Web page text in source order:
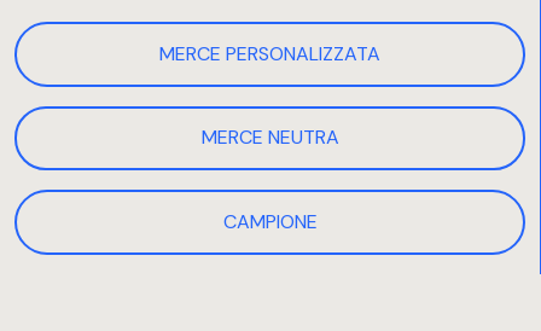
MERCE PERSONALIZZATA
MERCE NEUTRA
CAMPIONE